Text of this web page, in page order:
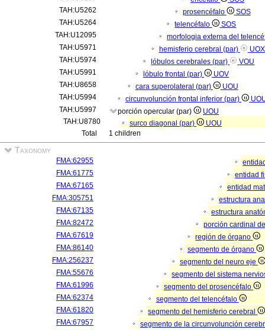
TAH:U5262
prosencéfalo
SOS
TAH:U5264
telencéfalo
SOS
TAH:U12095
morfologia externa del
TAH:U5971
hemisferio cerebral (par)
UOX
TAH:U5974
lóbulos cerebrales (par)
VOU
TAH:U5991
lóbulo frontal (par)
UOV
TAH:U8658
cara superolateral (par)
UOU
TAH:U5994
circunvolunción frontal inferior (par)
TAH:U5997
porción opercular (par)
UOU
TAH:U8780
surco diagonal (par)
UOU
Total
1 children
Taxonomy
FMA:62955
FMA:61775
entidad
FMA:67165
entidad
FMA:305751
estructura
FMA:67135
estructura
FMA:82472
porción cardinal
FMA:67619
región de órgano
FMA:86140
segmento de órgano
FMA:256237
segmento del neuro eje
FMA:55676
segmento del sistema
FMA:61996
segmento del prosencéfalo
FMA:62374
segmento del telencéfalo
FMA:61820
segmento del hemisferio cerebral
FMA:67957
segmento de la circunvolunción